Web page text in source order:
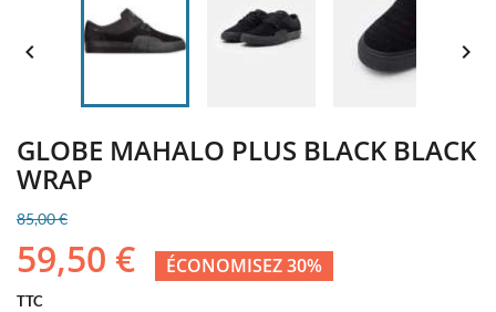
 
GLOBE MAHALO PLUS BLACK BLACK
WRAP
85,00 €
59,50 € ÉCONOMISEZ 30%
TTC